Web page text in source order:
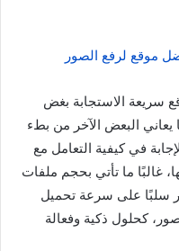
موقع لرفع الصور
سريعة الاستجابة بغض
البعض الآخر من بطء
في كيفية التعامل مع
غالبًا ما تأتي بحجم ملفات
سلبًا على سرعة تحميل
كحلول ذكية وفعالة